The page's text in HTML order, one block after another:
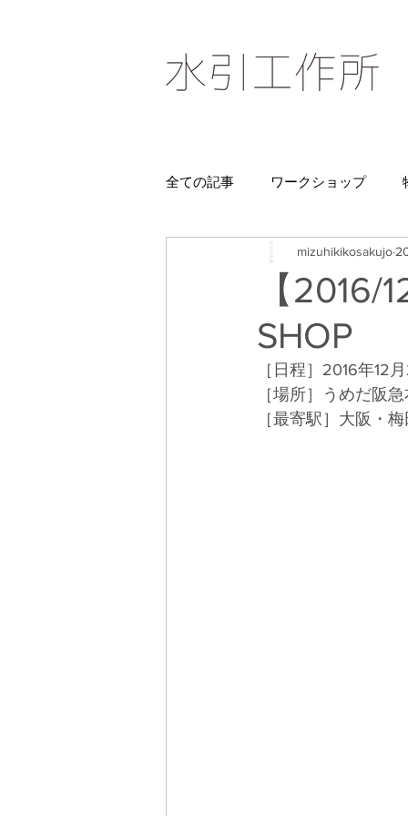
全ての記事 ワークショップ
【2016/
SHOP
mizuhikikosakujo
［日程］2016年12
［場所］うめだ阪
［最寄駅］大阪・